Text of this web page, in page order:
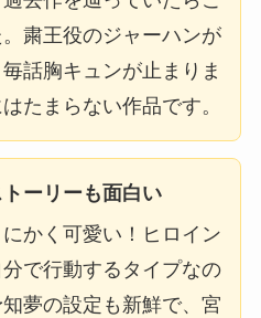
粛王役のジャーハンが
話胸キュンが止まりま
たまらない作品です。
ーリーも面白い
かく可愛い！ヒロイン
で行動するタイプなの
夢の設定も新鮮で、宮